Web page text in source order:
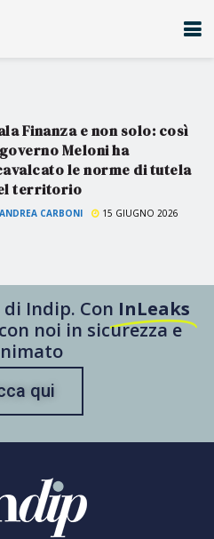
Finanza e non solo: così
Meloni ha
le norme di tutela
territorio
ANDREA CARBONI 15 GIUGNO 2026
Indip. Con InLeaks
noi in sicurezza e
qui